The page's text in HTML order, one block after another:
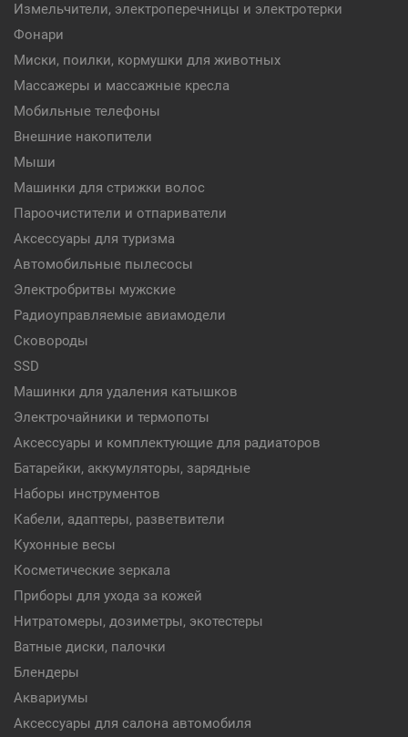
Измельчители, электроперечницы и электротерки
Фонари
Миски, поилки, кормушки для животных
Массажеры и массажные кресла
Мобильные телефоны
Внешние накопители
Мыши
Машинки для стрижки волос
Пароочистители и отпариватели
Аксессуары для туризма
Автомобильные пылесосы
Электробритвы мужские
Радиоуправляемые авиамодели
Сковороды
SSD
Машинки для удаления катышков
Электрочайники и термопоты
Аксессуары и комплектующие для радиаторов
Батарейки, аккумуляторы, зарядные
Наборы инструментов
Кабели, адаптеры, разветвители
Кухонные весы
Косметические зеркала
Приборы для ухода за кожей
Нитратомеры, дозиметры, экотестеры
Ватные диски, палочки
Блендеры
Аквариумы
Аксессуары для салона автомобиля